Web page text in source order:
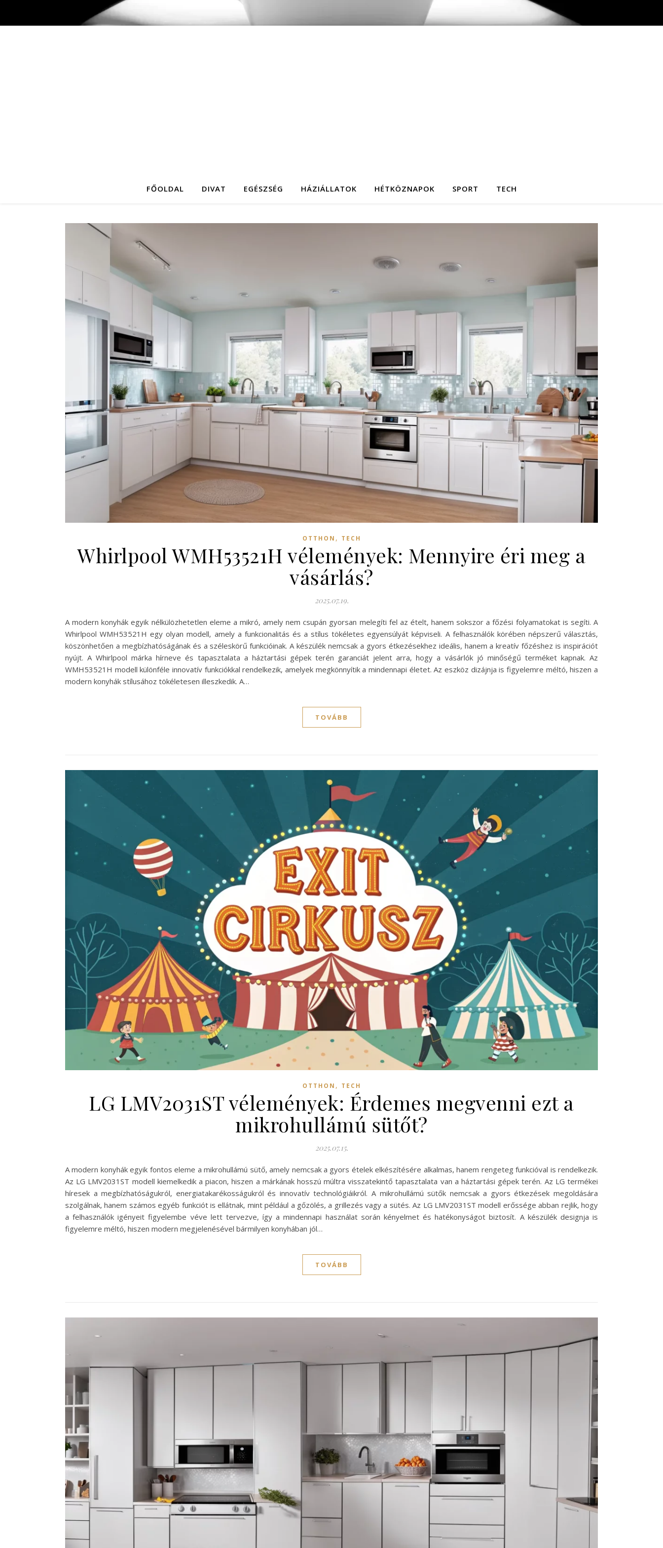
FŐOLDAL DIVAT EGÉSZSÉG HÁZIÁLLATOK HÉTKÖZNAPOK SPORT TECH
OTTHON , TECH
Whirlpool WMH53521H vélemények: Mennyire éri meg a
vásárlás?
2025.07.19.
A modern konyhák egyik nélkülözhetetlen eleme a mikró, amely nem csupán gyorsan melegíti fel az ételt, hanem sokszor a főzési folyamatokat is segíti. A
Whirlpool WMH53521H egy olyan modell, amely a funkcionalitás és a stílus tökéletes egyensúlyát képviseli. A felhasználók körében népszerű választás,
köszönhetően a megbízhatóságának és a széleskörű funkcióinak. A készülék nemcsak a gyors étkezésekhez ideális, hanem a kreatív főzéshez is inspirációt
nyújt. A Whirlpool márka hírneve és tapasztalata a háztartási gépek terén garanciát jelent arra, hogy a vásárlók jó minőségű terméket kapnak. Az
WMH53521H modell különféle innovatív funkciókkal rendelkezik, amelyek megkönnyítik a mindennapi életet. Az eszköz dizájnja is figyelemre méltó, hiszen a
modern konyhák stílusához tökéletesen illeszkedik. A…
TOVÁBB
OTTHON , TECH
LG LMV2031ST vélemények: Érdemes megvenni ezt a
mikrohullámú sütőt?
2025.07.15.
A modern konyhák egyik fontos eleme a mikrohullámú sütő, amely nemcsak a gyors ételek elkészítésére alkalmas, hanem rengeteg funkcióval is rendelkezik.
Az LG LMV2031ST modell kiemelkedik a piacon, hiszen a márkának hosszú múltra visszatekintő tapasztalata van a háztartási gépek terén. Az LG termékei
híresek a megbízhatóságukról, energiatakarékosságukról és innovatív technológiáikról. A mikrohullámú sütők nemcsak a gyors étkezések megoldására
szolgálnak, hanem számos egyéb funkciót is ellátnak, mint például a gőzölés, a grillezés vagy a sütés. Az LG LMV2031ST modell erőssége abban rejlik, hogy
a felhasználók igényeit figyelembe véve lett tervezve, így a mindennapi használat során kényelmet és hatékonyságot biztosít. A készülék designja is
figyelemre méltó, hiszen modern megjelenésével bármilyen konyhában jól…
TOVÁBB